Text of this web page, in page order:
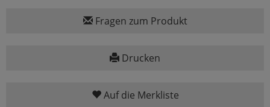
Fragen zum Produkt
Drucken
Auf die Merkliste